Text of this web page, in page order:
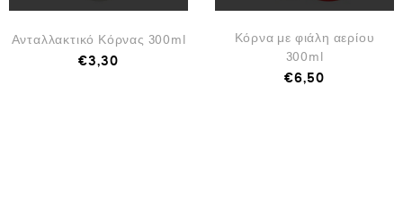
Ανταλλακτικό Κόρνας 300ml
€3,30
Κόρνα με φιάλη αερίου
300ml
€6,50